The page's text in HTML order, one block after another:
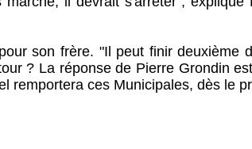
son frère. "Il peut finir deuxième
? La réponse de Pierre Grondin
remportera ces Municipales, dès le